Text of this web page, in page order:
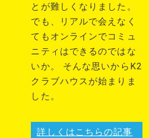
■ユーザーIDおよびパスワー
1．会員及び申込者は、⾃
サービスのユーザーIDおよ
るものとします。
2．会員及び申込者は、い
ザーIDおよびパスワードを
与することはできません。
ログインされた場合には、
とが難しくなりました。
でも、リアルで会えなく
てもオンラインでコミュ
ニティはできるのではな
いか。 そんな思いからK2
クラブハウスが始まりま
した。
詳しくはこちらの記事